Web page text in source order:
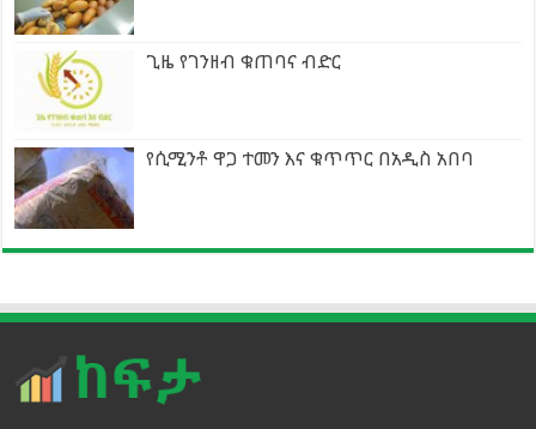
ጊዜ የገንዘብ ቁጠባና ብድር
የሲሚንቶ ዋጋ ተመን እና ቁጥጥር በአዲስ አበባ